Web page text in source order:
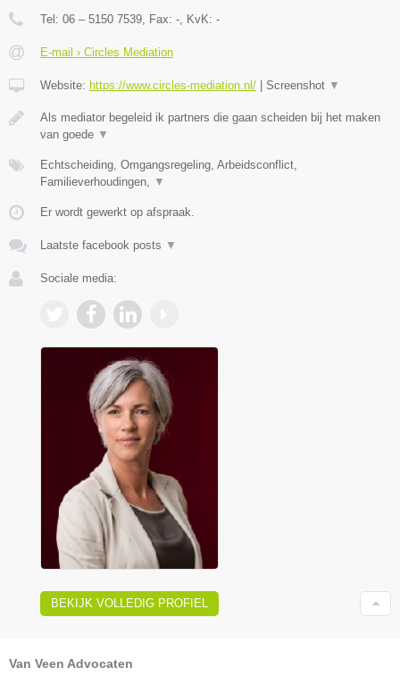
Tel: 06 – 5150 7539, Fax: -, KvK: -
E-mail › Circles Mediation
Website: https://www.circles-mediation.nl/ Screenshot ▼
Als mediator begeleid ik partners die gaan scheiden bij het maken
van goede ▼
Echtscheiding, Omgangsregeling, Arbeidsconflict,
Familieverhoudingen, ▼
Er wordt gewerkt op afspraak.
Laatste facebook posts ▼
Sociale media:
BEKIJK VOLLEDIG PROFIEL
Van Veen Advocaten